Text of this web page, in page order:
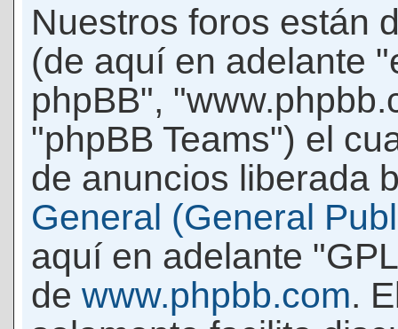
Nuestros foros están
(de aquí en adelante
phpBB",
"phpBB Teams") el
de anuncios liberada
General (General
aquí en adelante
de www.phpbb.com.